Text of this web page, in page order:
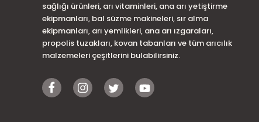
sağlığı ürünleri, arı vitaminleri, ana arı yetiştirme
ekipmanları, bal süzme makineleri, sır alma
ekipmanları, arı yemlikleri, ana arı ızgaraları,
propolis tuzakları, kovan tabanları ve tüm arıcılık
malzemeleri çeşitlerini bulabilirsiniz.